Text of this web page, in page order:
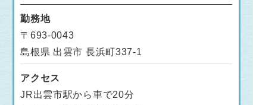
勤務地
〒693-0043
島根県 出雲市 長浜町337-1
アクセス
JR出雲市駅から車で20分